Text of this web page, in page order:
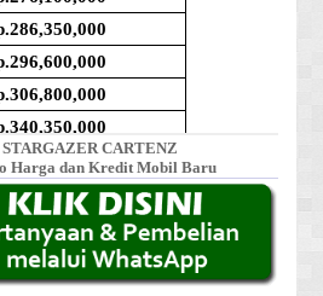
CARTENZ
Harga dan Kredit Mobil Baru